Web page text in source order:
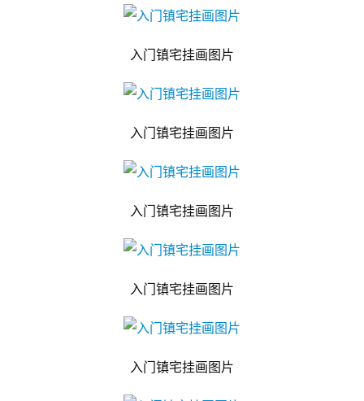
入门镇宅挂画图片
入门镇宅挂画图片
入门镇宅挂画图片
入门镇宅挂画图片
入门镇宅挂画图片